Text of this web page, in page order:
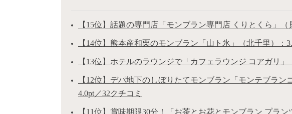
【15位】話題の専門店「モンブラン専門店 くりとくら」（
【14位】熊本産和栗のモンブラン「山ト氷」（北千里）：
【13位】ホテルのラウンジで「カフェラウンジ コアガリ」
【12位】デパ地下のしぼりたてモンブラン「モンテブラン
4.0pt／32クチコミ
【11位】賞味期限30分！「お茶とお花とモンブラン プラ